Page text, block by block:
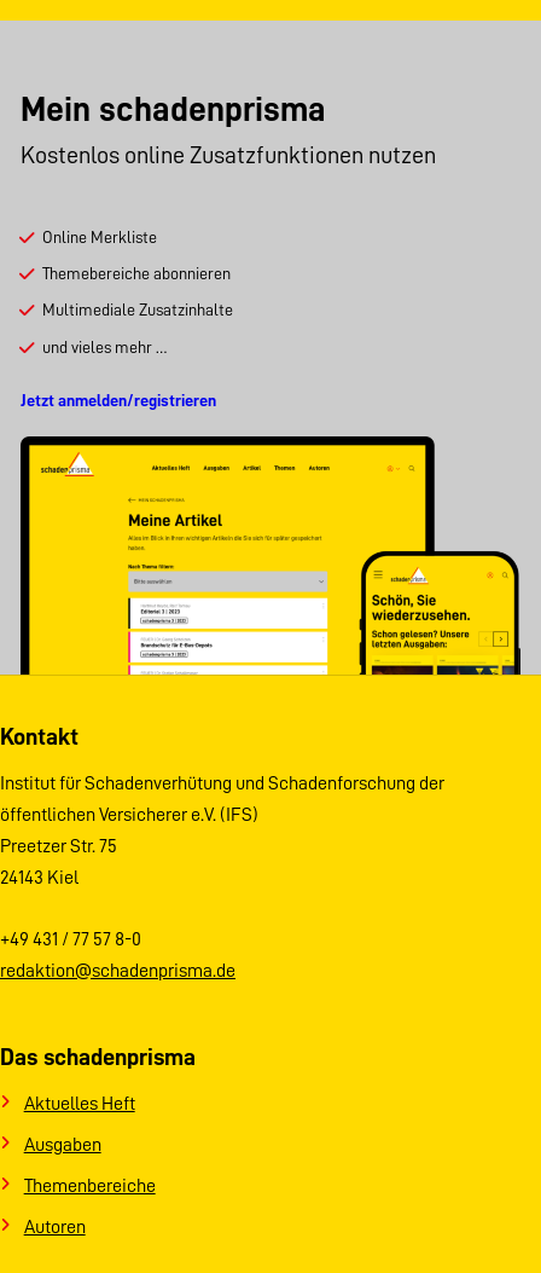
Mein schadenprisma
Kostenlos online Zusatzfunktionen nutzen
Online Merkliste
Themebereiche abonnieren
Multimediale Zusatzinhalte
und vieles mehr …
Jetzt anmelden/registrieren
Kontakt
Institut für Schadenverhütung und Schadenforschung der
öffentlichen Versicherer e.V. (IFS)
Preetzer Str. 75
24143 Kiel
+49 431 / 77 57 8-0
redaktion@schadenprisma.de
Das schadenprisma
Aktuelles Heft
Ausgaben
Themenbereiche
Autoren